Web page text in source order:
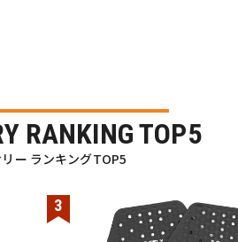
RANKING TOP5
ー ランキングTOP5